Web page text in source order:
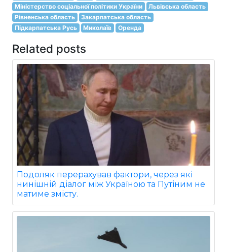
Міністерство соціальної політики України
Львівська область
Рівненська область
Закарпатська область
Підкарпатська Русь
Миколаїв Оренда
Related posts
Подоляк перерахував фактори, через які
нинішній діалог між Україною та Путіним не
матиме змісту.